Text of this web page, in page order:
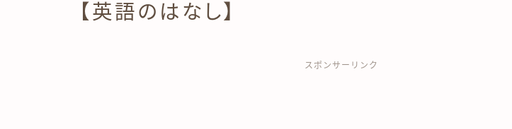
【英語のはなし】
スポンサーリンク